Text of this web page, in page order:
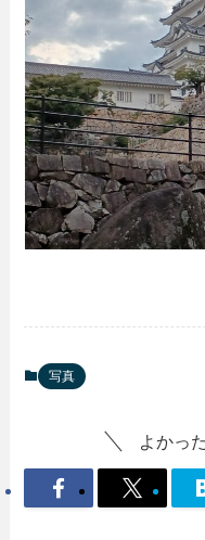
写真
よかっ